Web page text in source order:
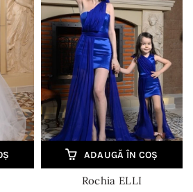
ADAUGĂ ÎN COȘ
Rochia ELLI